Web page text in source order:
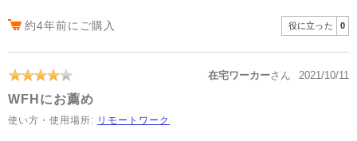
約4年前にご購入 役に立った 0
在宅ワーカーさん 2021/10/11
WFHにお薦め
使い方・使用場所: リモートワーク